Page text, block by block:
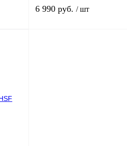
6 990 руб. / шт